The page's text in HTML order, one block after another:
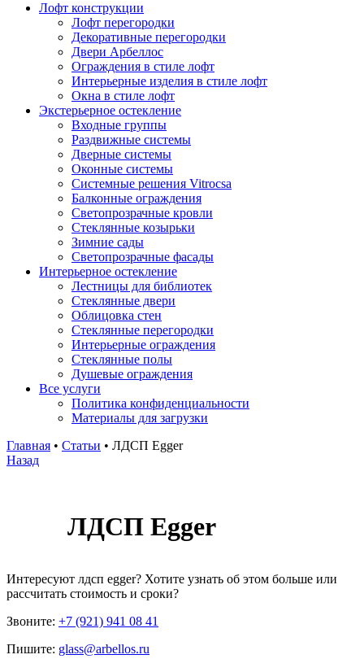
Лофт конструкции
Лофт перегородки
Декоративные перегородки
Двери Арбеллос
Ограждения в стиле лофт
Интерьерные изделия в стиле лофт
Окна в стиле лофт
Экстерьерное остекление
Входные группы
Раздвижные системы
Дверные системы
Оконные системы
Системные решения Vitrocsa
Балконные ограждения
Светопрозрачные кровли
Стеклянные козырьки
Зимние сады
Светопрозрачные фасады
Интерьерное остекление
Лестницы для библиотек
Стеклянные двери
Облицовка стен
Стеклянные перегородки
Интерьерные ограждения
Стеклянные полы
Душевые ограждения
Все услуги
Политика конфиденциальности
Материалы для загрузки
Главная • Статьи • ЛДСП Egger
Назад
ЛДСП Egger
Интересуют лдсп egger? Хотите узнать об этом больше или
рассчитать стоимость и сроки?
Звоните: +7 (921) 941 08 41
Пишите: glass@arbellos.ru